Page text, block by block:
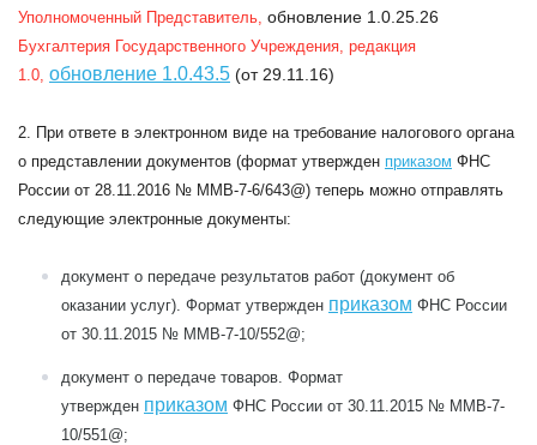
Уполномоченный Представитель, обновление 1.0.25.26
Бухгалтерия Государственного Учреждения, редакция
1.0, обновление 1.0.43.5 (от 29.11.16)
2. При ответе в электронном виде на требование налогового органа
о представлении документов (формат утвержден приказом ФНС
России от 28.11.2016 № ММВ-7-6/643@) теперь можно отправлять
следующие электронные документы:
документ о передаче результатов работ (документ об
оказании услуг). Формат утвержден приказом ФНС России
от 30.11.2015 № ММВ-7-10/552@;
документ о передаче товаров. Формат
утвержден приказом ФНС России от 30.11.2015 № ММВ-7-
10/551@;